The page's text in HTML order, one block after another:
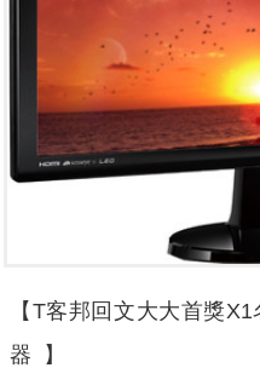
【T客邦回文大大首獎
器 】